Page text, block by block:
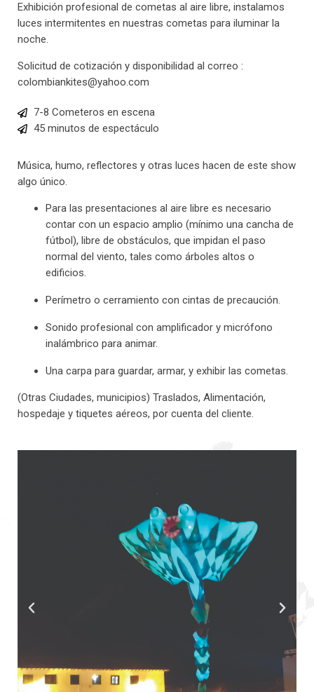
Exhibición profesional de cometas al aire libre, instalamos
luces intermitentes en nuestras cometas para iluminar la
noche.
Solicitud de cotización y disponibilidad al correo :
colombiankites@yahoo.com
7-8 Cometeros en escena
45 minutos de espectáculo
Música, humo, reflectores y otras luces hacen de este show
algo único.
Para las presentaciones al aire libre es necesario
contar con un espacio amplio (mínimo una cancha de
fútbol), libre de obstáculos, que impidan el paso
normal del viento, tales como árboles altos o
edificios.
Perímetro o cerramiento con cintas de precaución.
Sonido profesional con amplificador y micrófono
inalámbrico para animar.
Una carpa para guardar, armar, y exhibir las cometas.
(Otras Ciudades, municipios) Traslados, Alimentación,
hospedaje y tiquetes aéreos, por cuenta del cliente.